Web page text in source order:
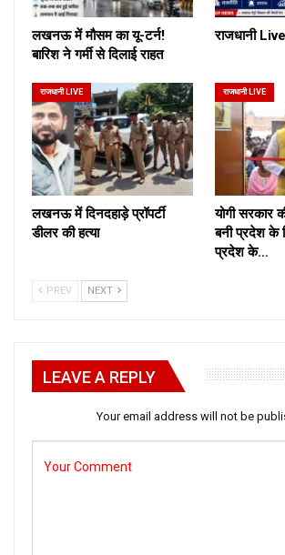
लखनऊ में मौसम का यू-टर्न!
बारिश ने गर्मी से दिलाई राहत
राजधानी Live
राजधानी LIVE
लखनऊ में दिनदहाड़े प्रॉपर्टी
डीलर की हत्या
राजधानी LIVE
योगी सरकार
बनी प्रदेश के
प्रदेश के…
PREV NEXT
LEAVE A REPLY
Your email address will not be